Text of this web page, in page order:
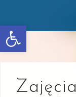
Otwórz pasek narzędzi
content
Zajęcia